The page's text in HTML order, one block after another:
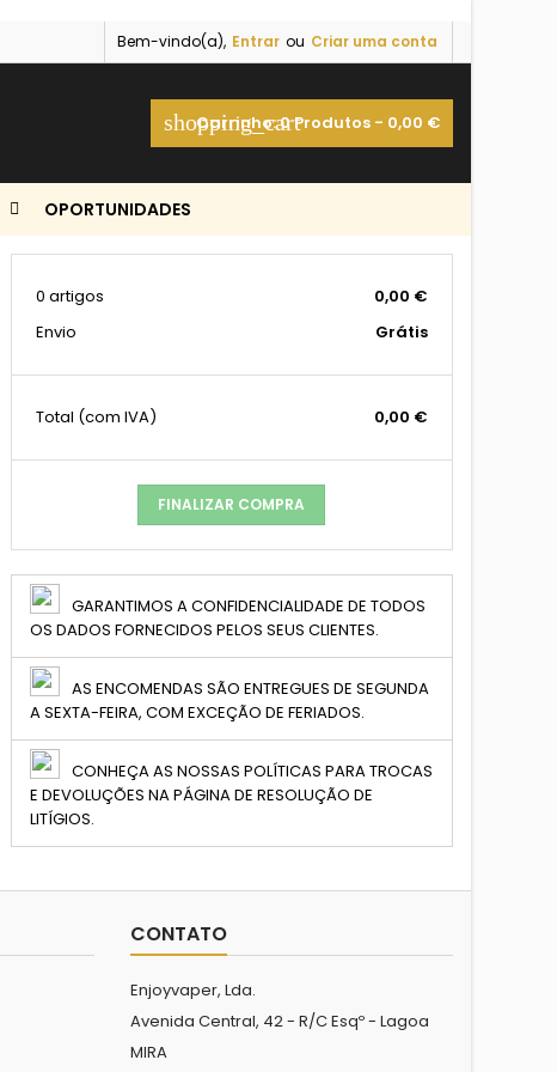
Bem-vindo(a), Entrar ou Criar uma conta
shopping_cart
Carrinho:0Produtos - 0,00 €
OPORTUNIDADES
0 artigos
0,00 €
Envio
Grátis
Total (com IVA) 0,00 €
FINALIZAR COMPRA
GARANTIMOS A CONFIDENCIALIDADE DE TODOS
OS DADOS FORNECIDOS PELOS SEUS CLIENTES.
AS ENCOMENDAS SÃO ENTREGUES DE SEGUNDA
A SEXTA-FEIRA, COM EXCEÇÃO DE FERIADOS.
CONHEÇA AS NOSSAS POLÍTICAS PARA TROCAS
E DEVOLUÇÕES NA PÁGINA DE RESOLUÇÃO DE
LITÍGIOS.
CONTATO
Enjoyvaper, Lda.
Avenida Central, 42 - R/C Esqº - Lagoa
MIRA